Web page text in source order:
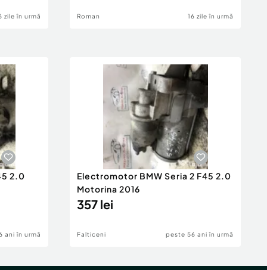
zile în urmă Roman 16 zile în urmă
2.0
ani în urmă
Electromotor BMW Seria 2 F45 2.0
Motorina 2016
357 lei
Falticeni peste 56 ani în urmă